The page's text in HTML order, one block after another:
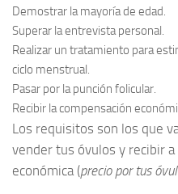
Demostrar la mayoría de edad.
Superar la entrevista personal.
Realizar un tratamiento para
ciclo menstrual.
Pasar por la punción folicular.
Recibir la compensación
Los requisitos son los que
vender tus óvulos y recibir
económica (precio por tus